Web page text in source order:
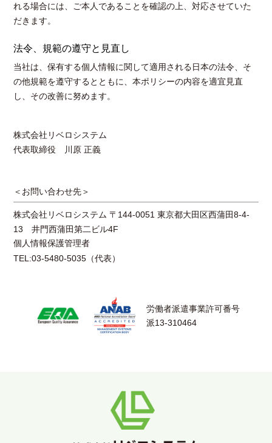
れる場合には、ご本人であることを確認の上、対応させていた
だきます。
法令、規範の遵守と見直し
当社は、保有する個人情報に関して適用される日本の法令、そ
の他規範を遵守するとともに、本ポリシーの内容を適宜見直
し、その改善に努めます。
株式会社リベロシステム
代表取締役 川原 正義
＜お問い合わせ先＞
株式会社リベロシステム 〒144-0051 東京都大田区西蒲田8-4-
13 井門西蒲田第二ビル4F
個人情報保護管理者
TEL:03-5480-5035（代表）
労働者派遣事業許可番号
派13-310464